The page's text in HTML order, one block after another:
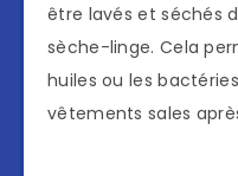
être lavés et séchés
sèche-linge. Cela
huiles ou les
vêtements sales